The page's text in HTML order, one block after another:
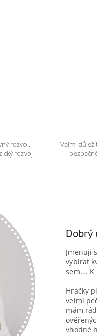
rozvoj.
rozvoj
Velmi
Dobrý
Jmenuji
vybírat
sem…. K
Hračky
velmi
mám
vhodné